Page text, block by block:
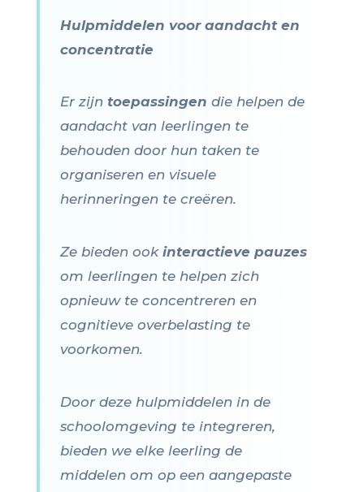
Hulpmiddelen voor aandacht en
concentratie
Er zijn toepassingen die helpen de
aandacht van leerlingen te
behouden door hun taken te
organiseren en visuele
herinneringen te creëren.
Ze bieden ook interactieve pauzes
om leerlingen te helpen zich
opnieuw te concentreren en
cognitieve overbelasting te
voorkomen.
Door deze hulpmiddelen in de
schoolomgeving te integreren,
bieden we elke leerling de
middelen om op een aangepaste